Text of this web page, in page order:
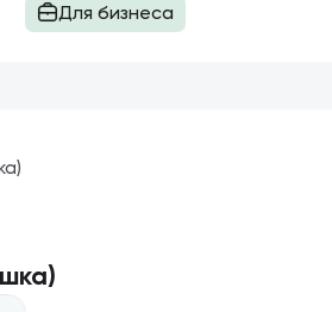
товара
Для бизнеса